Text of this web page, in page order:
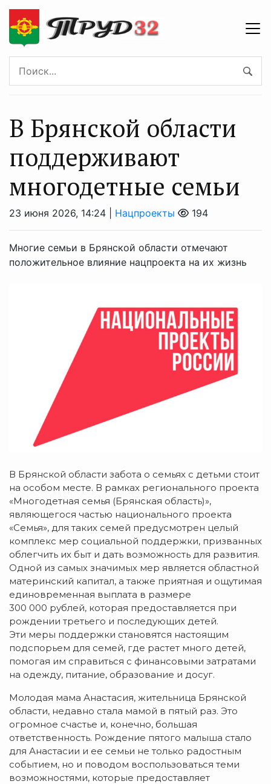
В Брянской области
поддерживают
многодетные семьи
23 июня 2026, 14:24 | Нацпроекты 194
Многие семьи в Брянской области отмечают
положительное влияние нацпроекта на их жизнь
В Брянской области забота о семьях с детьми стоит
на особом месте. В рамках регионального проекта
«Многодетная семья (Брянская область)»,
являющегося частью национального проекта
«Семья», для таких семей предусмотрен целый
комплекс мер социальной поддержки, призванных
облегчить их быт и дать возможность для развития.
Одной из самых значимых мер является областной
материнский капитал, а также приятная и ощутимая
единовременная выплата в размере
300 000 рублей, которая предоставляется при
рождении третьего и последующих детей.
Эти меры поддержки становятся настоящим
подспорьем для семей, где растет много детей,
помогая им справиться с финансовыми затратами
на одежду, питание, образование и досуг.
Молодая мама Анастасия, жительница Брянской
области, недавно стала мамой в пятый раз. Это
огромное счастье и, конечно, большая
ответственность. Рождение пятого малыша стало
для Анастасии и ее семьи не только радостным
событием, но и поводом воспользоваться теми
возможностями, которые предоставляет